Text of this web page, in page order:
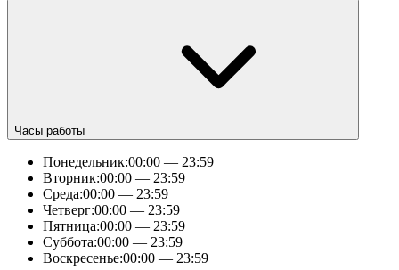
Часы работы
Понедельник:00:00 — 23:59
Вторник:00:00 — 23:59
Среда:00:00 — 23:59
Четверг:00:00 — 23:59
Пятница:00:00 — 23:59
Суббота:00:00 — 23:59
Воскресенье:00:00 — 23:59